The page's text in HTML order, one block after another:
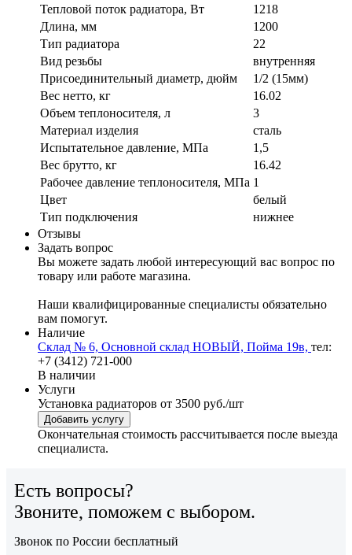
Тепловой поток радиатора, Вт
1218
Длина, мм
1200
Тип радиатора
22
Вид резьбы
внутренняя
Присоединительный диаметр, дюйм
1/2 (15мм)
Вес нетто, кг
16.02
Объем теплоносителя, л
3
Материал изделия
сталь
Испытательное давление, МПа
1,5
Вес брутто, кг
16.42
Рабочее давление теплоносителя, МПа 1
Цвет
белый
Тип подключения
нижнее
Отзывы
Задать вопрос
Вы можете задать любой интересующий вас вопрос по
товару или работе магазина.
Наши квалифицированные специалисты обязательно
вам помогут.
Наличие
Склад № 6, Основной склад НОВЫЙ, Пойма 19в, тел:
+7 (3412) 721-000
В наличии
Услуги
Установка радиаторов от 3500 руб./шт
Добавить услугу
Окончательная стоимость рассчитывается после выезда
специалиста.
Есть вопросы?
Звоните, поможем с выбором.
Звонок по России бесплатный